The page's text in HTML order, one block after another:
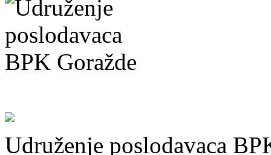
Udruženje poslodavaca